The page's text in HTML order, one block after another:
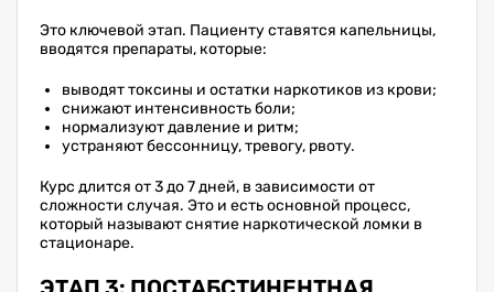
Это ключевой этап. Пациенту ставятся капельницы,
вводятся препараты, которые:
выводят токсины и остатки наркотиков из крови;
снижают интенсивность боли;
нормализуют давление и ритм;
устраняют бессонницу, тревогу, рвоту.
Курс длится от 3 до 7 дней, в зависимости от
сложности случая. Это и есть основной процесс,
который называют снятие наркотической ломки в
стационаре.